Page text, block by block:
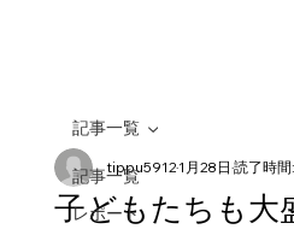
記事一覧
レポート
記事一覧
子どもたちも大
tippu59121月28日 読了時間